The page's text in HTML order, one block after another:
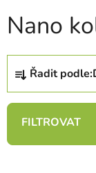
Nano
Ř
z
n
Řadit podle: